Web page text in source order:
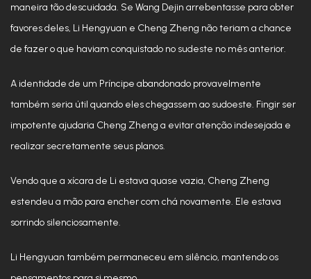
maneira tão descuidada. Se Wang Dejin arrebentasse para obter
favores deles, Li Hengyuan e Cheng Zheng não teriam a chance
de fazer o que haviam conquistado no sudeste no mês anterior.
A identidade de um Príncipe abandonado provavelmente
também seria útil quando eles chegassem ao sudoeste. Fingir ser
impotente ajudaria Cheng Zheng a evitar atenção indesejada e
realizar secretamente seus planos.
Vendo que a xícara de Li estava quase vazia, Cheng Zheng
estendeu a mão para encher com chá novamente. Ele estava
sorrindo silenciosamente.
Li Hengyuan também permaneceu em silêncio, mantendo os